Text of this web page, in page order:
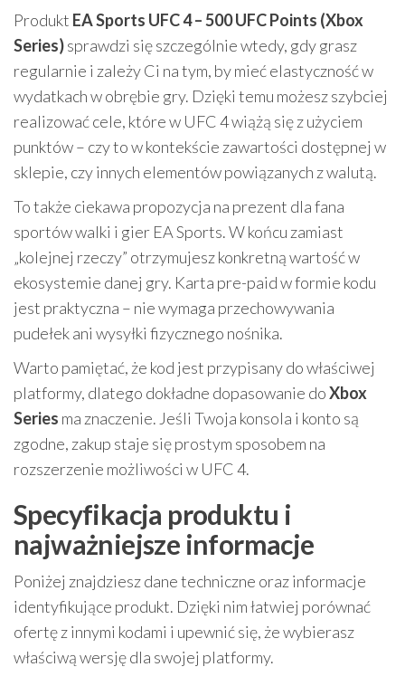
Produkt EA Sports UFC 4 – 500 UFC Points (Xbox
Series)sprawdzi się szczególnie wtedy, gdy grasz
regularnie i zależy Ci na tym, by mieć elastyczność w
wydatkach w obrębie gry. Dzięki temu możesz szybciej
realizować cele, które w UFC 4 wiążą się z użyciem
punktów – czy to w kontekście zawartości dostępnej w
sklepie, czy innych elementów powiązanych z walutą.
To także ciekawa propozycja na prezent dla fana
sportów walki i gier EA Sports. W końcu zamiast
„kolejnej rzeczy” otrzymujesz konkretną wartość w
ekosystemie danej gry. Karta pre-paid w formie kodu
jest praktyczna – nie wymaga przechowywania
pudełek ani wysyłki fizycznego nośnika.
Warto pamiętać, że kod jest przypisany do właściwej
platformy, dlatego dokładne dopasowanie doXbox
Series ma znaczenie. Jeśli Twoja konsola i konto są
zgodne, zakup staje się prostym sposobem na
rozszerzenie możliwości w UFC 4.
Specyfikacja produktu i
najważniejsze informacje
Poniżej znajdziesz dane techniczne oraz informacje
identyfikujące produkt. Dzięki nim łatwiej porównać
ofertę z innymi kodami i upewnić się, że wybierasz
właściwą wersję dla swojej platformy.